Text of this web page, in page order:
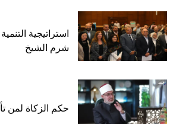
استراتيجية
شرم الشيخ
حكم الزكاة لمن